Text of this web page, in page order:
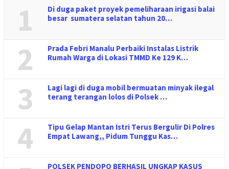
1
Di duga paket proyek pemeliharaan irigasi balai
besar sumatera selatan tahun 20…
2
Prada Febri Manalu Perbaiki Instalas Listrik
Rumah Warga di Lokasi TMMD Ke 129 K…
3
Lagi lagi di duga mobil bermuatan minyak ilegal
terang terangan lolos di Polsek …
4
Tipu Gelap Mantan Istri Terus Bergulir Di Polres
Empat Lawang,, Pidum Tunggu Kas…
POLSEK PENDOPO BERHASIL UNGKAP KASUS